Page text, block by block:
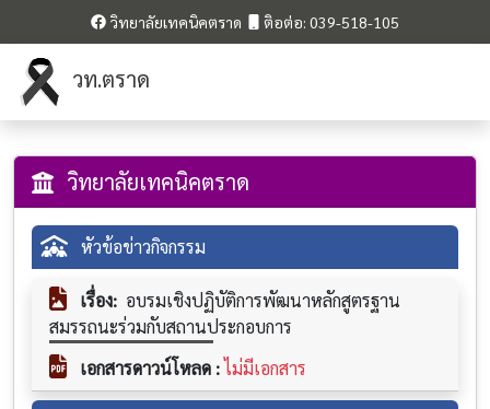
วิทยาลัยเทคนิคตราด ติอต่อ: 039-518-105
วท.ตราด
วิทยาลัยเทคนิคตราด
หัวข้อข่าวกิจกรรม
เรื่อง: อบรมเชิงปฏิบัติการพัฒนาหลักสูตรฐาน
สมรรถนะร่วมกับสถานประกอบการ
เอกสารดาวน์โหลด : ไม่มีเอกสาร